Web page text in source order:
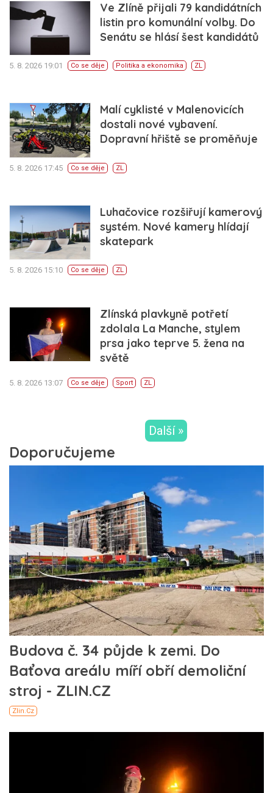
Ve Zlíně přijali 79 kandidátních
listin pro komunální volby. Do
Senátu se hlásí šest kandidátů
5. 8. 2026 19:01 Co se děje Politika a ekonomika ZL
Malí cyklisté v Malenovicích
dostali nové vybavení.
Dopravní hřiště se proměňuje
5. 8. 2026 17:45 Co se děje ZL
Luhačovice rozšiřují kamerový
systém. Nové kamery hlídají
skatepark
5. 8. 2026 15:10 Co se děje ZL
Zlínská plavkyně potřetí
zdolala La Manche, stylem
prsa jako teprve 5. žena na
světě
5. 8. 2026 13:07 Co se děje Sport ZL
Další »